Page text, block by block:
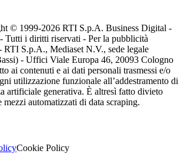
© 1999-2026 RTI S.p.A. Business Digital -
Tutti i diritti riservati - Per la pubblicità
S.p.A., Mediaset N.V., sede legale
- Uffici Viale Europa 46, 20093 Cologno
ai contenuti e ai dati personali trasmessi e/o
utilizzazione funzionale all’addestramento di
artificiale generativa. È altresì fatto divieto
mezzi automatizzati di data scraping.
Cookie Policy